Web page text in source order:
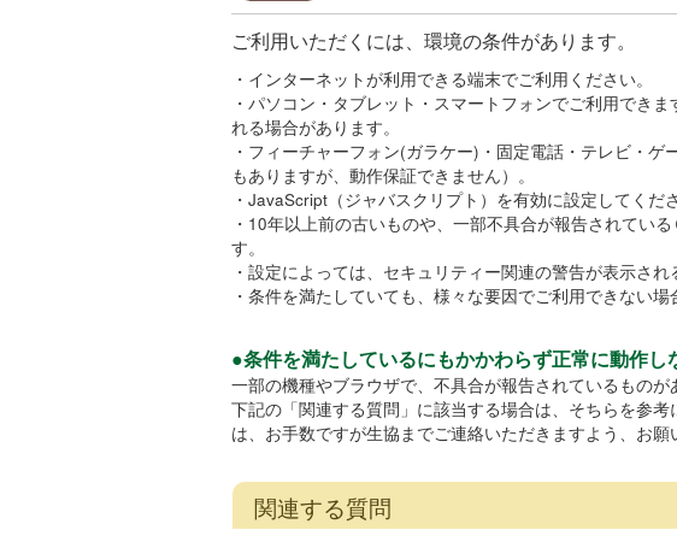
ご利用いただくには、環境の条件があります。
・インターネットが利用できる端末でご利用ください。
・パソコン・タブレット・スマートフォンでご利用でき
れる場合があります。
・フィーチャーフォン(ガラケー)・固定電話・テレビ・
もありますが、動作保証できません）。
・JavaScript（ジャバスクリプト）を有効に設定してくださ
・10年以上前の古いものや、一部不具合が報告されてい
す。
・設定によっては、セキュリティー関連の警告が表示され
・条件を満たしていても、様々な要因でご利用できない場
●条件を満たしているにもかかわらず正常に動作し
一部の機種やブラウザで、不具合が報告されているものが
下記の「関連する質問」に該当する場合は、そちらを参
は、お手数ですが生協までご連絡いただきますよう、お願
関連する質問